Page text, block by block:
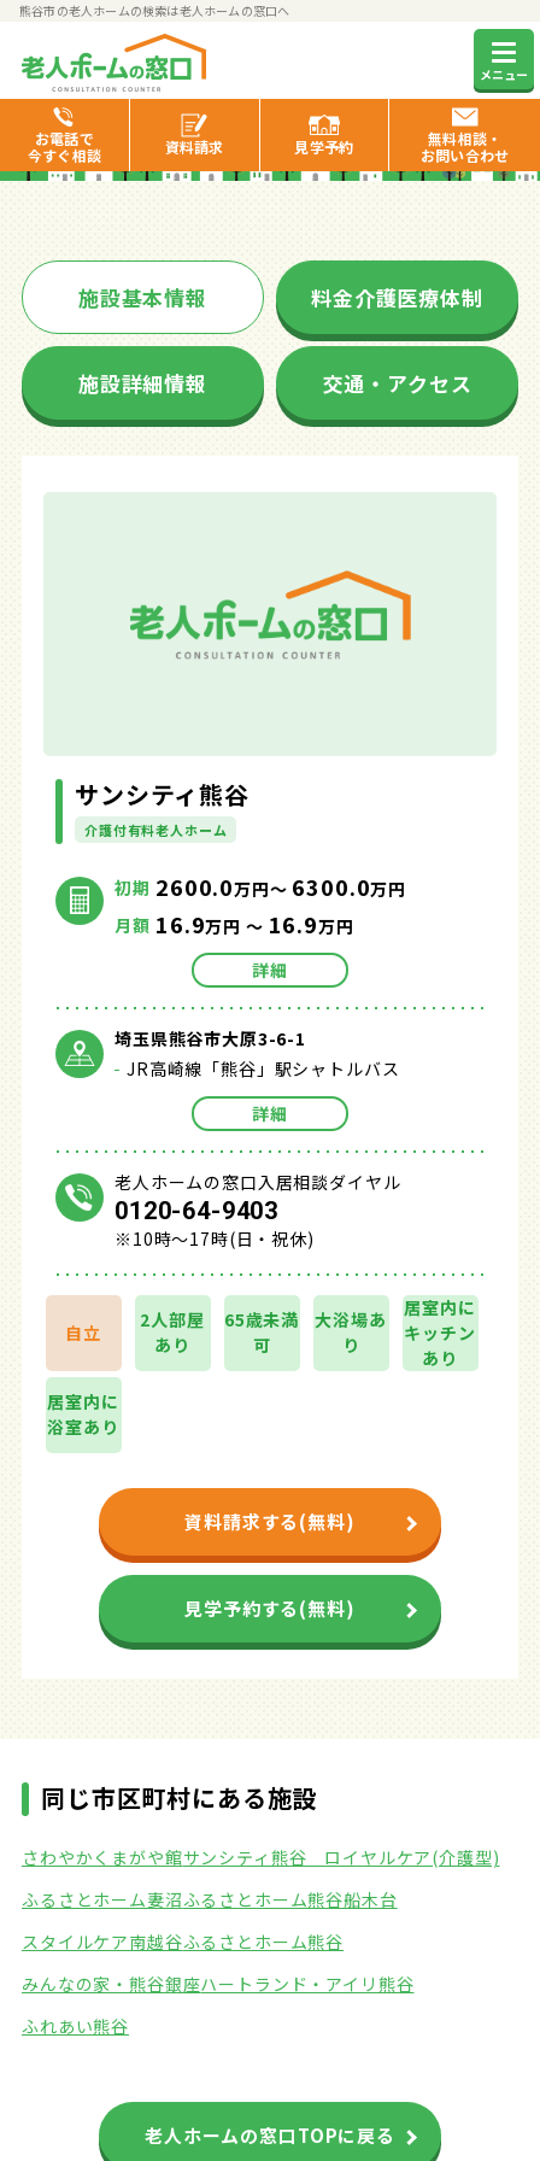
熊谷市の老人ホームの検索は老人ホームの窓口へ
メニュー
お電話で
今すぐ相談
資料請求 見学予約
無料相談・
お問い合わせ
サンシティ熊谷
施設基本情報 料金介護医療体制
施設詳細情報 交通・アクセス
サンシティ熊谷
介護付有料老人ホーム
初期 2600.0万円～ 6300.0万円
月額 16.9万円 ～ 16.9万円
詳細
埼玉県熊谷市大原3-6-1
JR高崎線「熊谷」駅シャトルバス
詳細
老人ホームの窓口入居相談ダイヤル
0120-64-9403
※10時～17時(日・祝休)
自立
2人部屋
あり
65歳未満
可
大浴場あ
り
居室内に
キッチン
あり
居室内に
浴室あり
資料請求する(無料)
見学予約する(無料)
同じ市区町村にある施設
さわやかくまがや館サンシティ熊谷 ロイヤルケア(介護型)
ふるさとホーム妻沼ふるさとホーム熊谷船木台
スタイルケア南越谷ふるさとホーム熊谷
みんなの家・熊谷銀座ハートランド・アイリ熊谷
ふれあい熊谷
老人ホームの窓口TOPに戻る